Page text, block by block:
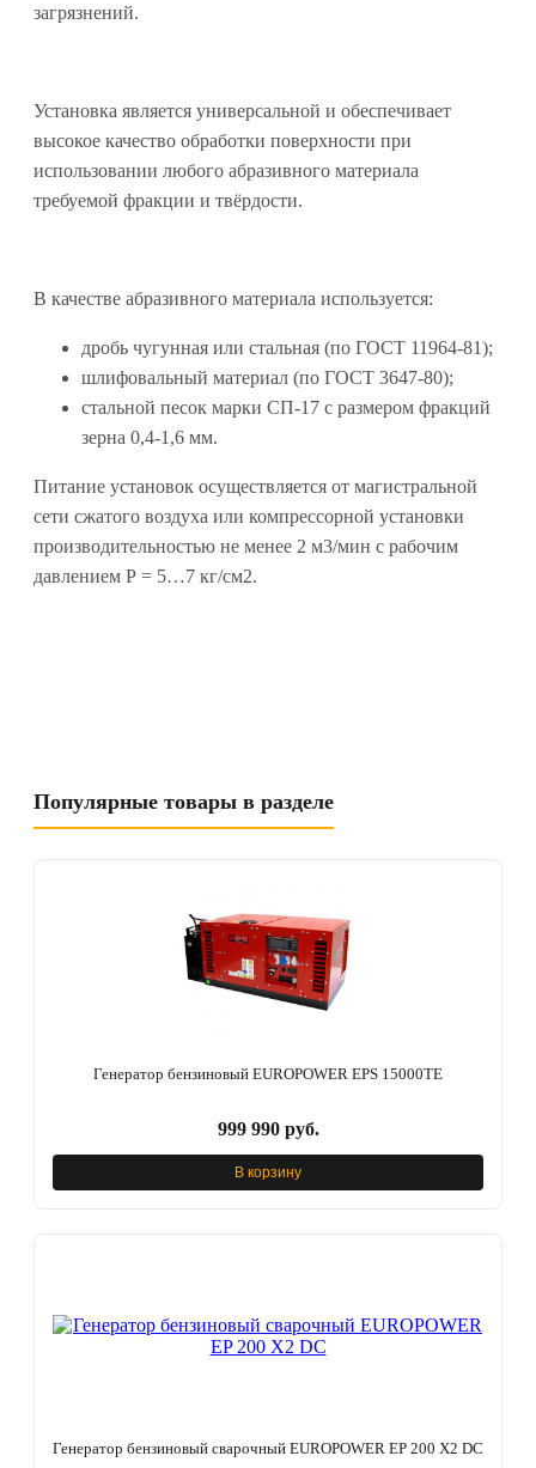
загрязнений.
Установка является универсальной и обеспечивает
высокое качество обработки поверхности при
использовании любого абразивного материала
требуемой фракции и твёрдости.
В качестве абразивного материала используется:
дробь чугунная или стальная (по ГОСТ 11964-81);
шлифовальный материал (по ГОСТ 3647-80);
стальной песок марки СП-17 с размером фракций
зерна 0,4-1,6 мм.
Питание установок осуществляется от магистральной
сети сжатого воздуха или компрессорной установки
производительностью не менее 2 м3/мин с рабочим
давлением Р = 5…7 кг/см2.
Популярные товары в разделе
Генератор бензиновый EUROPOWER EPS 15000TЕ
999 990 руб.
В корзину
Генератор бензиновый сварочный EUROPOWER EP 200 X2 DC